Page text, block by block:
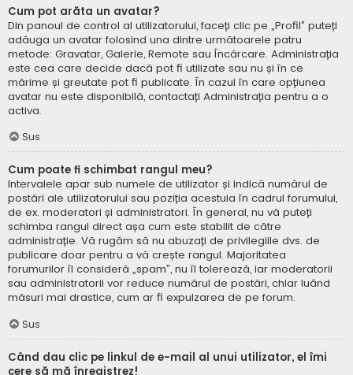
Cum pot arăta un avatar?
Din panoul de control al utilizatorului, faceți clic pe „Profil” puteți
adăuga un avatar folosind una dintre următoarele patru
metode: Gravatar, Galerie, Remote sau Încărcare. Administrația
este cea care decide dacă pot fi utilizate sau nu și în ce
mărime și greutate pot fi publicate. În cazul în care opțiunea
avatar nu este disponibilă, contactați Administrația pentru a o
activa.
Sus
Cum poate fi schimbat rangul meu?
Intervalele apar sub numele de utilizator și indică numărul de
postări ale utilizatorului sau poziția acestuia în cadrul forumului,
de ex. moderatori și administratori. În general, nu vă puteți
schimba rangul direct așa cum este stabilit de către
administrație. Vă rugăm să nu abuzați de privilegiile dvs. de
publicare doar pentru a vă crește rangul. Majoritatea
forumurilor îl consideră „spam”, nu îl tolerează, iar moderatorii
sau administratorii vor reduce numărul de postări, chiar luând
măsuri mai drastice, cum ar fi expulzarea de pe forum.
Sus
Când dau clic pe linkul de e-mail al unui utilizator, el îmi
cere să mă înregistrez!